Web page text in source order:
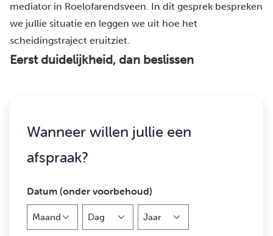
mediator in Roelofarendsveen. In dit gesprek bespreken
we jullie situatie en leggen we uit hoe het
scheidingstraject eruitziet.
Eerst duidelijkheid, dan beslissen
Wanneer willen jullie een
afspraak?
Datum (onder voorbehoud)